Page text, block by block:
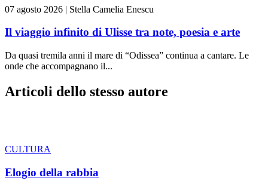
07 agosto 2026 | Stella Camelia Enescu
Il viaggio infinito di Ulisse tra note, poesia e arte
Da quasi tremila anni il mare di “Odissea” continua a cantare. Le
onde che accompagnano il...
Articoli dello stesso autore
CULTURA
Elogio della rabbia